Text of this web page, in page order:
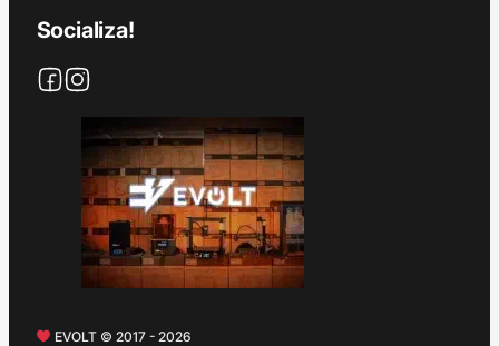
Socializa!
EVOLT © 2017 - 2026